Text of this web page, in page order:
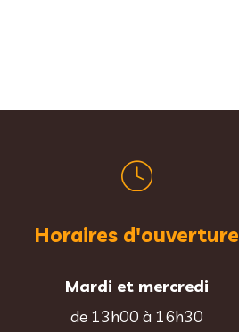
Horaires d'ouverture
Mardi et mercredi
de 13h00 à 16h30